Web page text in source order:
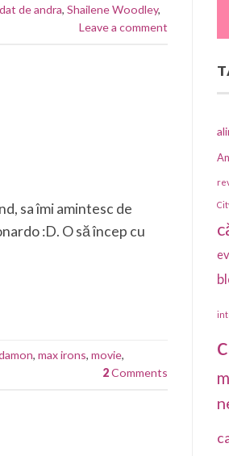
de andra, Shailene Woodley,
Leave a comment
sa îmi amintesc de
:D. O să încep cu
, max irons, movie,
2Comments